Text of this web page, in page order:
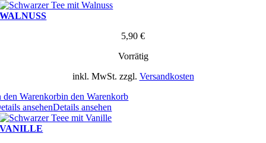
WALNUSS
5,90 €
Vorrätig
inkl. MwSt. zzgl. Versandkosten
den Warenkorbin den Warenkorb
ansehenDetails ansehen
VANILLE